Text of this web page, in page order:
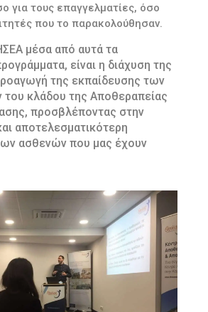
για τους επαγγελματίες, όσο
που το παρακολούθησαν.
μέσα από αυτά τα
είναι η διάχυση της
της εκπαίδευσης των
του κλάδου της Αποθεραπείας
προσβλέποντας στην
αποτελεσματικότερη
ασθενών που μας έχουν